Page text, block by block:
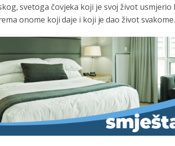
svetoga čovjeka koji je svoj život
onome koji daje i koji je dao život svakome.